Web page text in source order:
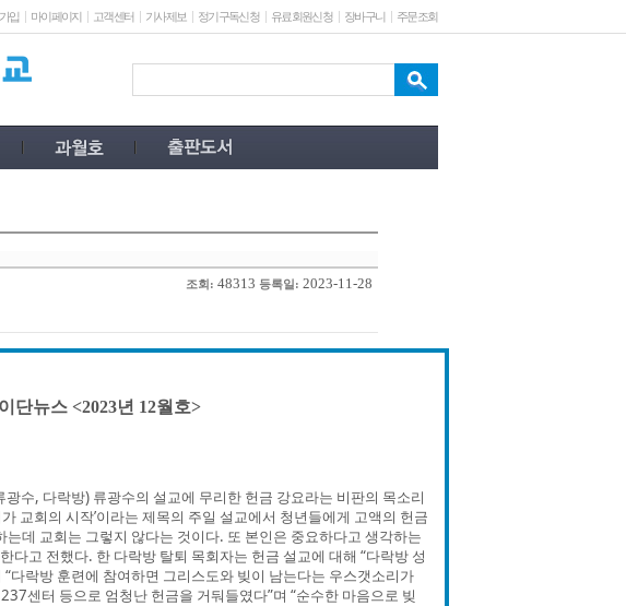
입 마이페이지 고객센터 기사제보 정기구독신청 유료회원신청 장바구니 주문조회
조회: 48313 등록일: 2023-11-28
단뉴스 <2023년 12월호>
수, 다락방) 류광수의 설교에 무리한 헌금 강요라는 비판의 목소리
교회의 시작’이라는 제목의 주일 설교에서 청년들에게 고액의 헌금
데 교회는 그렇지 않다는 것이다. 또 본인은 중요하다고 생각하는
다고 전했다. 한 다락방 탈퇴 목회자는 헌금 설교에 대해 “다락방 성
다락방 훈련에 참여하면 그리스도와 빚이 남는다는 우스갯소리가
센터 등으로 엄청난 헌금을 거둬들였다”며 “순수한 마음으로 빚